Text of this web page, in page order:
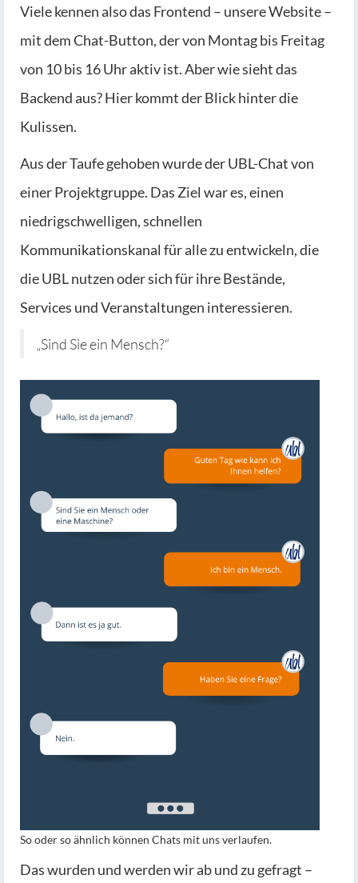
Viele kennen also das Frontend – unsere Website –
mit dem Chat-Button, der von Montag bis Freitag
von 10 bis 16 Uhr aktiv ist. Aber wie sieht das
Backend aus? Hier kommt der Blick hinter die
Kulissen.
Aus der Taufe gehoben wurde der UBL-Chat von
einer Projektgruppe. Das Ziel war es, einen
niedrigschwelligen, schnellen
Kommunikationskanal für alle zu entwickeln, die
die UBL nutzen oder sich für ihre Bestände,
Services und Veranstaltungen interessieren.
„Sind Sie ein Mensch?“
So oder so ähnlich können Chats mit uns verlaufen.
Das wurden und werden wir ab und zu gefragt –